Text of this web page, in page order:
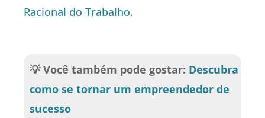
Racional do Trabalho.
💡 Você também pode gostar: Descubra
como se tornar um empreendedor de
sucesso